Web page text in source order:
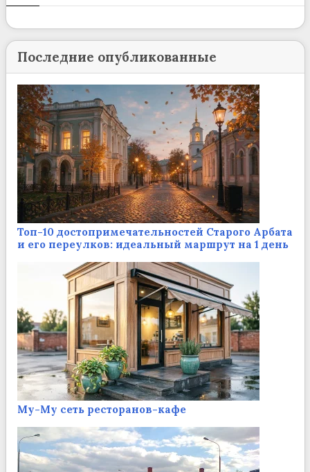
Последние опубликованные
Топ-10 достопримечательностей Старого Арбата
и его переулков: идеальный маршрут на 1 день
Му-Му сеть ресторанов-кафе